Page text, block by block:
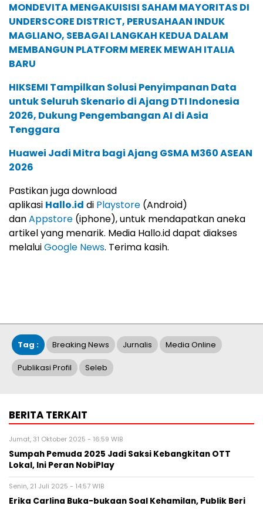
MONDEVITA MENGAKUISISI SAHAM MAYORITAS DI
UNDERSCORE DISTRICT, PERUSAHAAN INDUK
MAGLIANO, SEBAGAI LANGKAH KEDUA DALAM
MEMBANGUN PLATFORM MEREK MEWAH ITALIA
BARU
HIKSEMI Tampilkan Solusi Penyimpanan Data
untuk Seluruh Skenario di Ajang DTI Indonesia
2026, Dukung Pengembangan AI di Asia
Tenggara
Huawei Jadi Mitra bagi Ajang GSMA M360 ASEAN
2026
Pastikan juga download
aplikasi Hallo.id di Playstore (Android)
danAppstore (iphone), untuk mendapatkan aneka
artikel yang menarik. Media Hallo.id dapat diakses
melaluiGoogle News. Terima kasih.
Tag : Breaking News Jurnalis Media Online
Publikasi Profil Seleb
BERITA TERKAIT
Jumat, 31 Oktober 2025 - 16:59 WIB
Sumpah Pemuda 2025 Jadi Saksi Kebangkitan OTT
Lokal, Ini Peran NobiPlay
Senin, 21 Juli 2025 - 14:57 WIB
Erika Carlina Buka-bukaan Soal Kehamilan, Publik Beri